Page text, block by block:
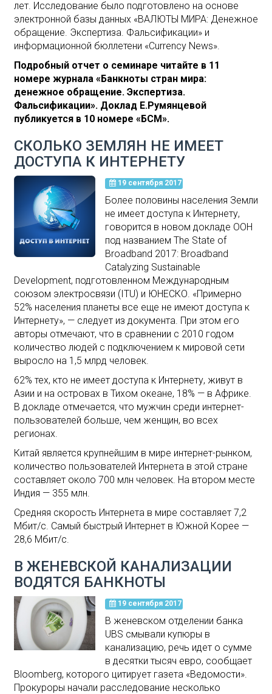
лет. Исследование было подготовлено на основе
электронной базы данных «ВАЛЮТЫ МИРА: Денежное
обращение. Экспертиза. Фальсификации» и
информационной бюллетени «Currency News».
Подробный отчет о семинаре читайте в 11
номере журнала «Банкноты стран мира:
денежное обращение. Экспертиза.
Фальсификации». Доклад Е.Румянцевой
публикуется в 10 номере «БСМ».
СКОЛЬКО ЗЕМЛЯН НЕ ИМЕЕТ
ДОСТУПА К ИНТЕРНЕТУ
19 сентября 2017
Более половины населения Земли
не имеет доступа к Интернету,
говорится в новом докладе ООН
под названием The State оf
Broadband 2017: Broadband
Catalyzing Sustainable
Development, подготовленном Международным
союзом электросвязи (ITU) и ЮНЕСКО. «Примерно
52% населения планеты все еще не имеют доступа к
Интернету», — следует из документа. При этом его
авторы отмечают, что в сравнении с 2010 годом
количество людей с подключением к мировой сети
выросло на 1,5 млрд человек.
62% тех, кто не имеет доступа к Интернету, живут в
Азии и на островах в Тихом океане, 18% — в Африке.
В докладе отмечается, что мужчин среди интернет-
пользователей больше, чем женщин, во всех
регионах.
Китай является крупнейшим в мире интернет-рынком,
количество пользователей Интернета в этой стране
составляет около 700 млн человек. На втором месте
Индия — 355 млн.
Средняя скорость Интернета в мире составляет 7,2
Мбит/с. Самый быстрый Интернет в Южной Корее —
28,6 Мбит/с.
В ЖЕНЕВСКОЙ КАНАЛИЗАЦИИ
ВОДЯТСЯ БАНКНОТЫ
19 сентября 2017
В женевском отделении банка
UBS смывали купюры в
канализацию, речь идет о сумме
в десятки тысяч евро, сообщает
Bloomberg, которого цитирует газета «Ведомости».
Прокуроры начали расследование несколько